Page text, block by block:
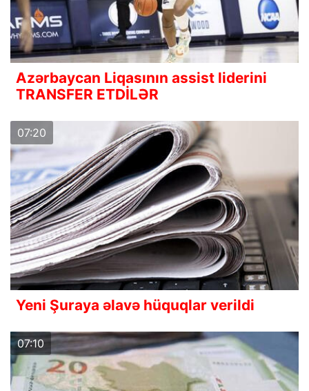
Azərbaycan Liqasının assist liderini
TRANSFER ETDİLƏR
07:20
Yeni Şuraya əlavə hüquqlar verildi
07:10